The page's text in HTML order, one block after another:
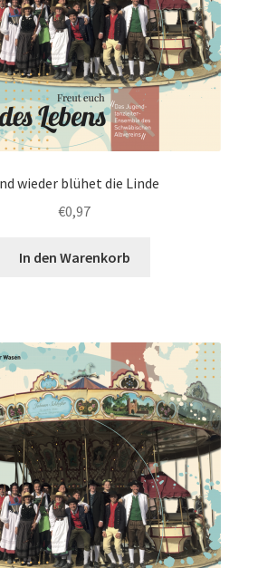
wieder blühet die Linde
€0,97
In den Warenkorb